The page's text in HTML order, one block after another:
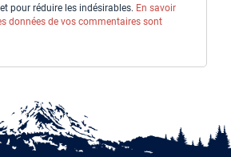
pour réduire les indésirables. En savoir
données de vos commentaires sont